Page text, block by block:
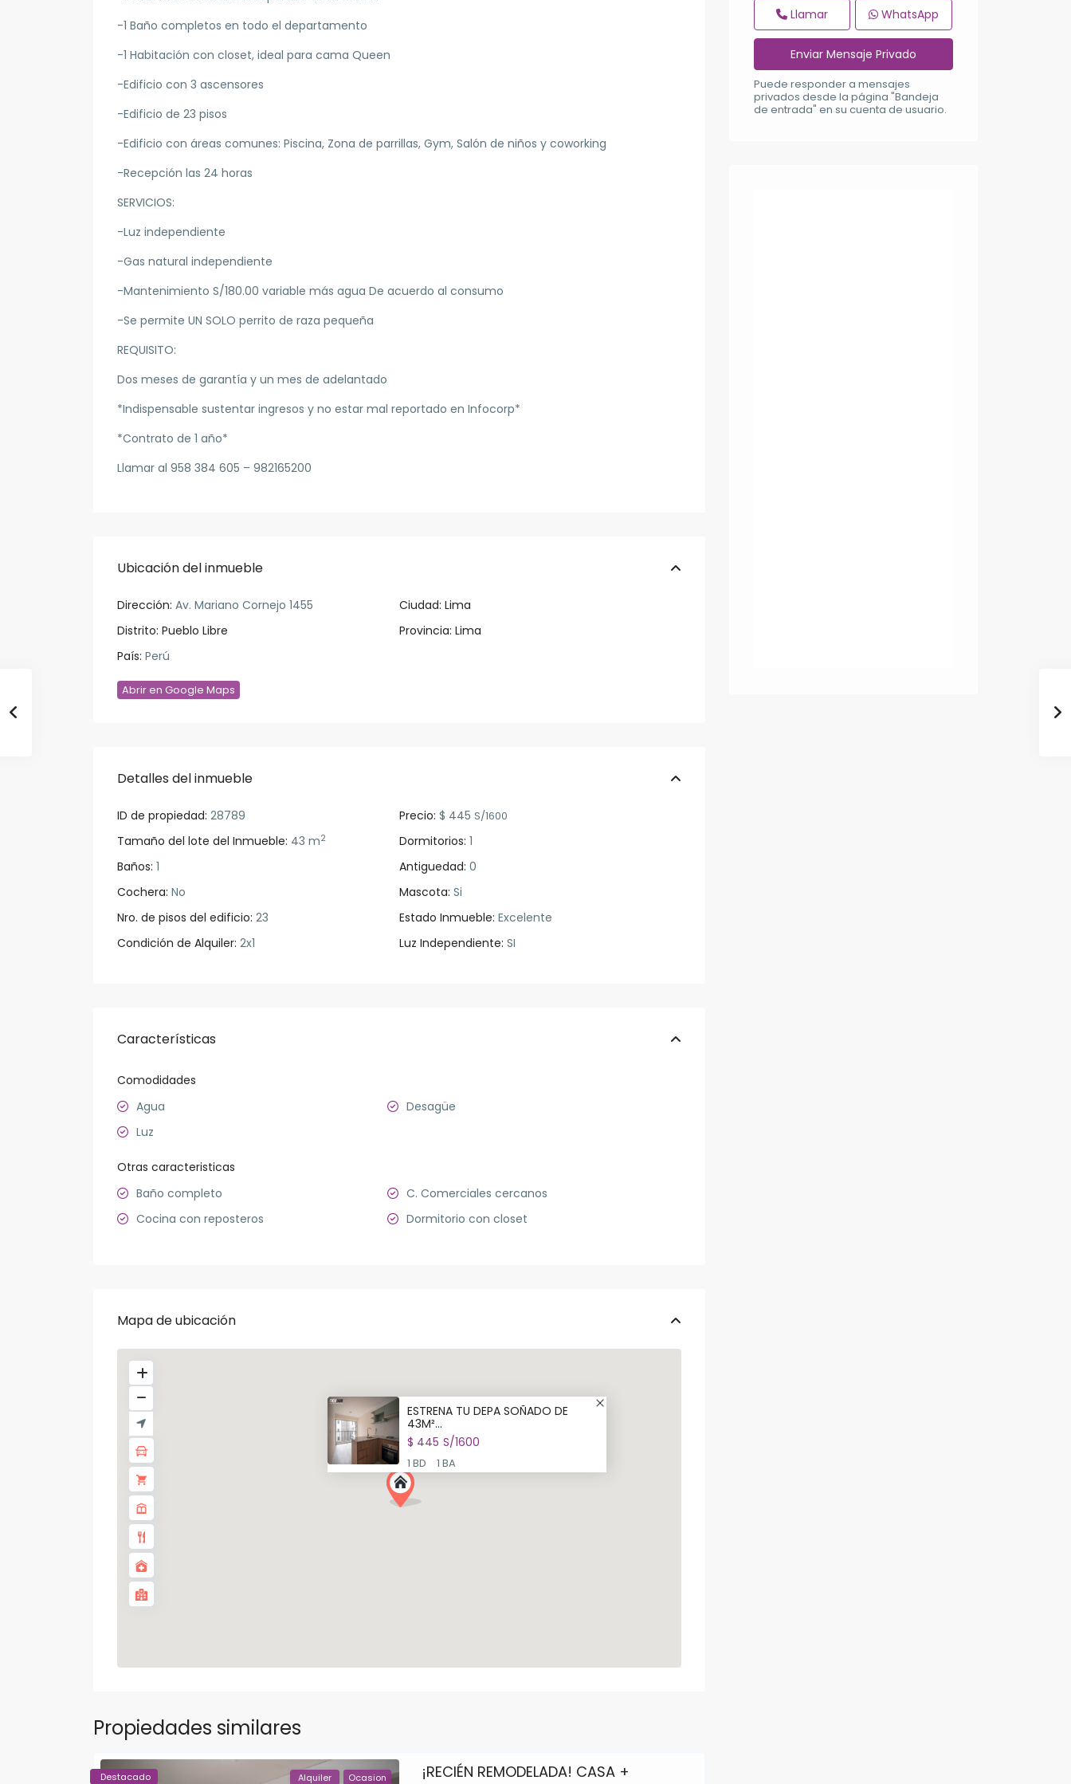
-1 Baño completos en todo el departamento
-1 Habitación con closet, ideal para cama Queen
-Edificio con 3 ascensores
-Edificio de 23 pisos
-Edificio con áreas comunes: Piscina, Zona de parrillas, Gym, Salón de niños y coworking
-Recepción las 24 horas
SERVICIOS:
-Luz independiente
-Gas natural independiente
-Mantenimiento S/180.00 variable más agua De acuerdo al consumo
-Se permite UN SOLO perrito de raza pequeña
REQUISITO:
Dos meses de garantía y un mes de adelantado
*Indispensable sustentar ingresos y no estar mal reportado en Infocorp*
*Contrato de 1 año*
Llamar al 958 384 605 – 982165200
Ubicación del inmueble
Dirección: Av. Mariano Cornejo 1455 Ciudad: Lima
Distrito: Pueblo Libre Provincia: Lima
País: Perú
Abrir en Google Maps
Detalles del inmueble
ID de propiedad: 28789 Precio: $ 445 S/1600
Tamaño del lote del Inmueble: 43 m2 Dormitorios: 1
Baños: 1 Antiguedad: 0
Cochera: No Mascota: Si
Nro. de pisos del edificio: 23 Estado Inmueble: Excelente
Condición de Alquiler: 2x1 Luz Independiente: SI
Características
Comodidades
Agua
Desagüe
Luz
Otras caracteristicas
Baño completo
C. Comerciales cercanos
Cocina con reposteros
Dormitorio con closet
Mapa de ubicación
ESTRENA TU DEPA SOÑADO DE
43M²...
$ 445 S/1600
1 BD 1 BA
Propiedades similares
Alquiler Ocasion
Destacado
¡RECIÉN REMODELADA! CASA +
Llamar WhatsApp
Puede responder a mensajes
privados desde la página "Bandeja
de entrada" en su cuenta de usuario.